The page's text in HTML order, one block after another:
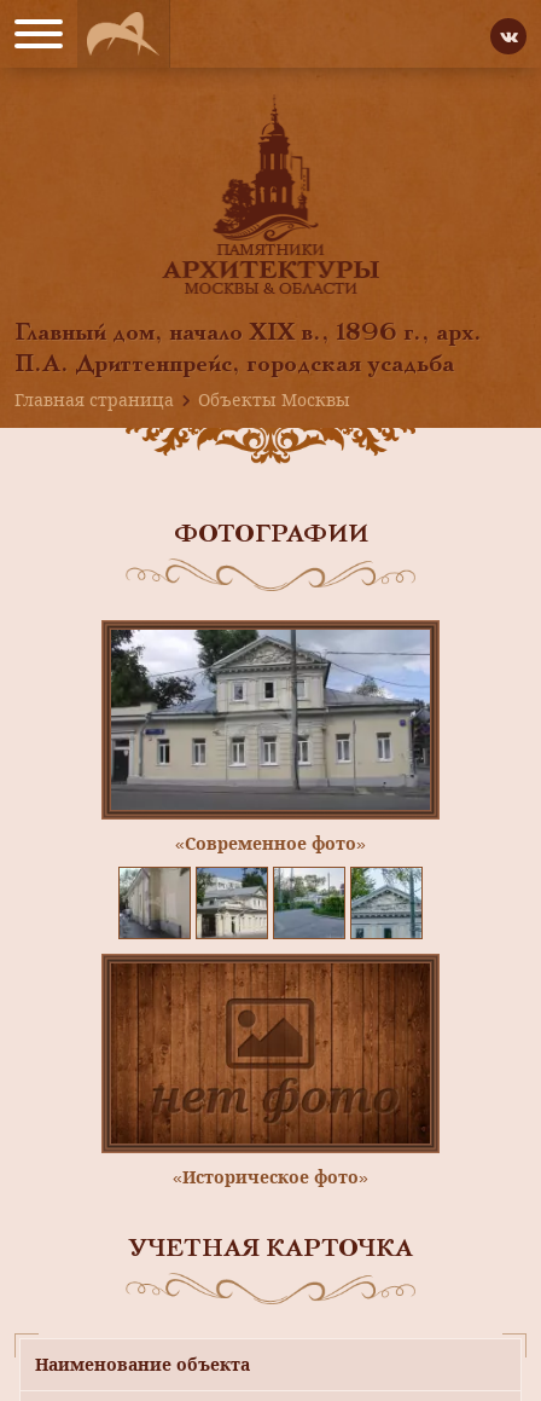
Главный дом, начало XIX в., 1896 г., арх.
П.А. Дриттенпрейс, городская усадьба
Главная страница
Объекты Москвы
ФОТОГРАФИИ
«Современное фото»
«Историческое фото»
УЧЕТНАЯ КАРТОЧКА
Наименование объекта